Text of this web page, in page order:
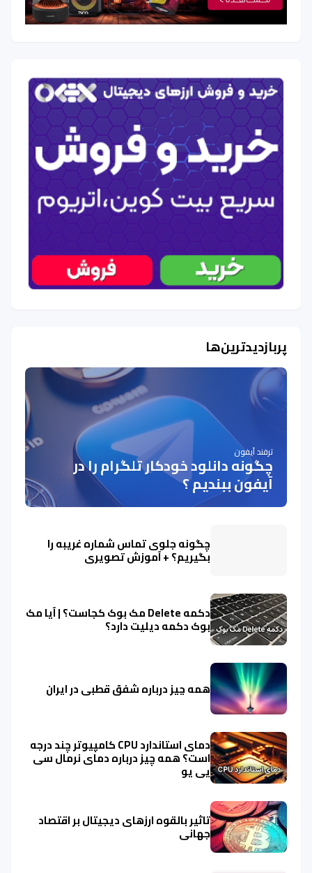
پربازدیدترین‌ها
ترفند آیفون
چگونه دانلود خودکار تلگرام را در
آیفون ببندیم ؟
چگونه جلوی تماس شماره غریبه را
بگیریم؟ + آموزش تصویری
دکمه Delete مک بوک کجاست؟ | آیا مک
بوک دکمه دیلیت دارد؟
همه چیز درباره شفق قطبی در ایران
دمای استاندارد CPU کامپیوتر چند درجه
است؟ همه چیز درباره دمای نرمال سی
پی یو
تاثیر بالقوه ارزهای دیجیتال بر اقتصاد
جهانی